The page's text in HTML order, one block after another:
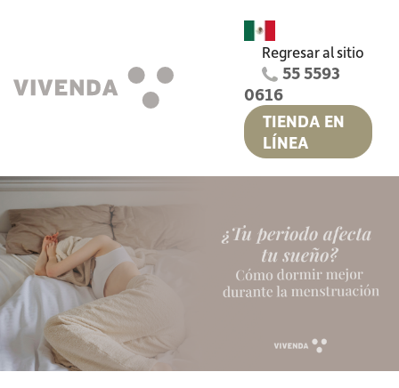
Regresar al sitio
55 5593
0616
TIENDA EN
LÍNEA